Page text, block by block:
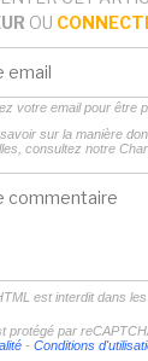
OU
votre email pour être
sur la manière
consultez notre
est interdit dans
protégé par
- Conditions